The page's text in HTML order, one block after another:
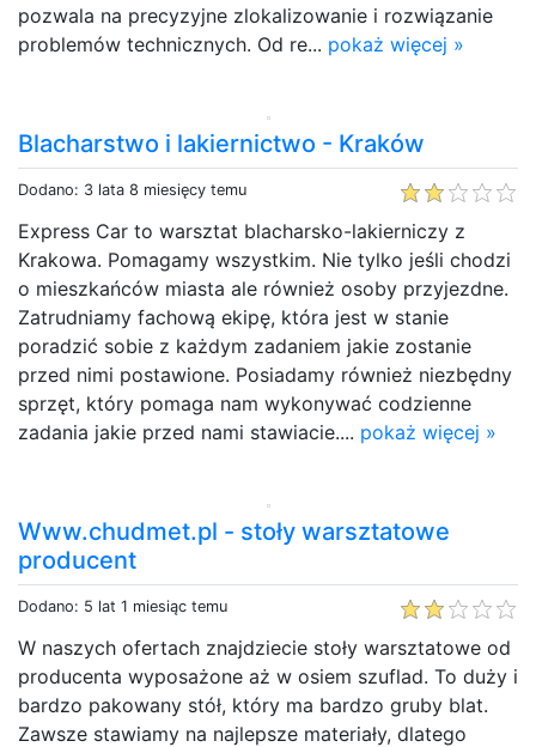
pozwala na precyzyjne zlokalizowanie i rozwiązanie
problemów technicznych. Od re... pokaż więcej »
Blacharstwo i lakiernictwo - Kraków
Dodano: 3 lata 8 miesięcy temu
Express Car to warsztat blacharsko-lakierniczy z
Krakowa. Pomagamy wszystkim. Nie tylko jeśli chodzi
o mieszkańców miasta ale również osoby przyjezdne.
Zatrudniamy fachową ekipę, która jest w stanie
poradzić sobie z każdym zadaniem jakie zostanie
przed nimi postawione. Posiadamy również niezbędny
sprzęt, który pomaga nam wykonywać codzienne
zadania jakie przed nami stawiacie.... pokaż więcej »
Www.chudmet.pl - stoły warsztatowe
producent
Dodano: 5 lat 1 miesiąc temu
W naszych ofertach znajdziecie stoły warsztatowe od
producenta wyposażone aż w osiem szuflad. To duży i
bardzo pakowany stół, który ma bardzo gruby blat.
Zawsze stawiamy na najlepsze materiały, dlatego